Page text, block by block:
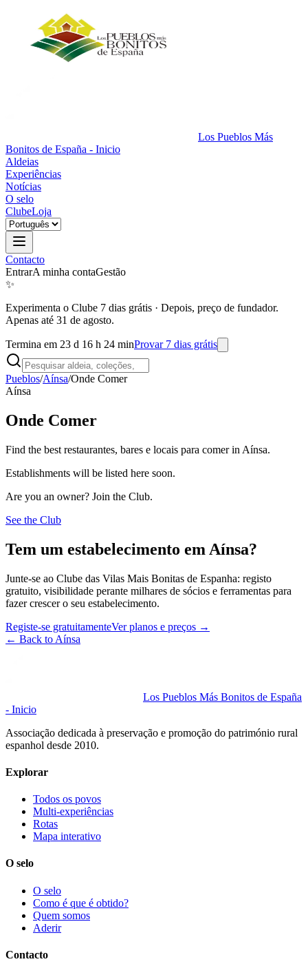
Los Pueblos Más
Bonitos de España - Inicio
Aldeias
Experiências
Notícias
O selo
ClubeLoja
Contacto
EntrarA minha contaGestão
✨
Experimenta o Clube 7 dias grátis · Depois, preço de fundador.
Apenas até 31 de agosto.
Termina em 23 d 16 h 24 minProvar 7 dias grátis
Pueblos/Aínsa/Onde Comer
Aínsa
Onde Comer
Find the best restaurantes, bares e locais para comer in Aínsa.
Establishments will be listed here soon.
Are you an owner? Join the Club.
See the Club
Tem um estabelecimento em Aínsa?
Junte-se ao Clube das Vilas Mais Bonitas de Espanha: registo
gratuito, visibilidade perante milhares de sócios e ferramentas para
fazer crescer o seu estabelecimento.
Registe-se gratuitamenteVer planos e preços →
← Back to Aínsa
Los Pueblos Más Bonitos de España
- Inicio
Associação dedicada à preservação e promoção do património rural
espanhol desde 2010.
Explorar
Todos os povos
Multi-experiências
Rotas
Mapa interativo
O selo
O selo
Como é que é obtido?
Quem somos
Aderir
Contacto